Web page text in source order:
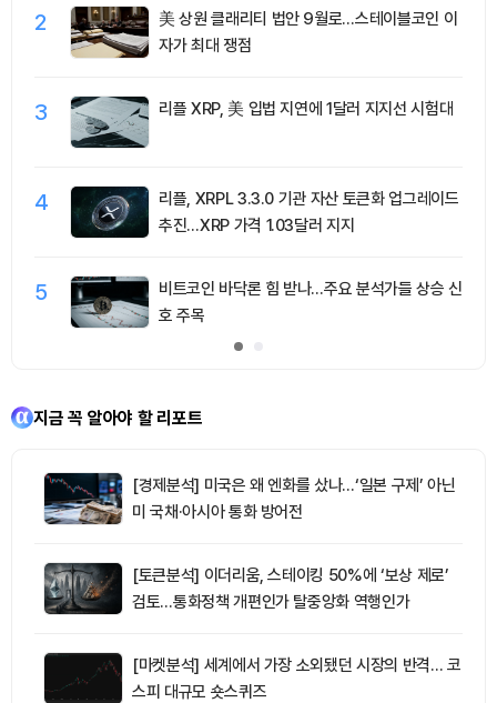
2
美 상원 클래리티 법안 9월로…스테이블코인 이
자가 최대 쟁점
3 리플 XRP, 美 입법 지연에 1달러 지지선 시험대
4
리플, XRPL 3.3.0 기관 자산 토큰화 업그레이드
추진…XRP 가격 1.03달러 지지
5
비트코인 바닥론 힘 받나…주요 분석가들 상승 신
호 주목
지금 꼭 알아야 할 리포트
[경제분석] 미국은 왜 엔화를 샀나…‘일본 구제’ 아닌
미 국채·아시아 통화 방어전
[토큰분석] 이더리움, 스테이킹 50%에 ‘보상 제로’
검토…통화정책 개편인가 탈중앙화 역행인가
[마켓분석] 세계에서 가장 소외됐던 시장의 반격… 코
스피 대규모 숏스퀴즈